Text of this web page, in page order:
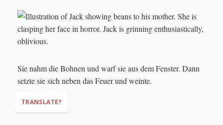
"You foolish boy! You traded our only cow for a handful of
Sie nahm die Bohnen und warf sie aus dem Fenster. Dann
setzte sie sich neben das Feuer und weinte.
TRANSLATE?